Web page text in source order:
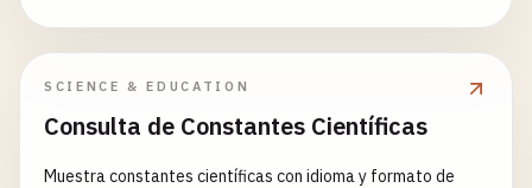
e índices negativos.
SCIENCE & EDUCATION
Consulta de Constantes Científicas
Muestra constantes científicas con idioma y formato de